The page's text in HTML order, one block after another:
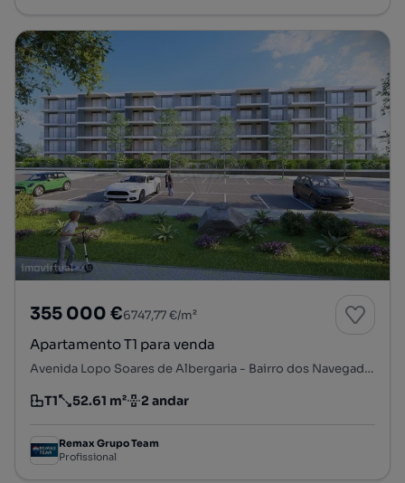
355 000 €6747,77 €/m²
Apartamento T1 para venda
Avenida Lopo Soares de Albergaria - Bairro dos Navegadores, Porto Salvo, Oeiras, Lisboa
Tipologia
T1
Preço por metro quadrado
52.61 m²
Andar 2 andar
Remax Grupo Team
Profissional